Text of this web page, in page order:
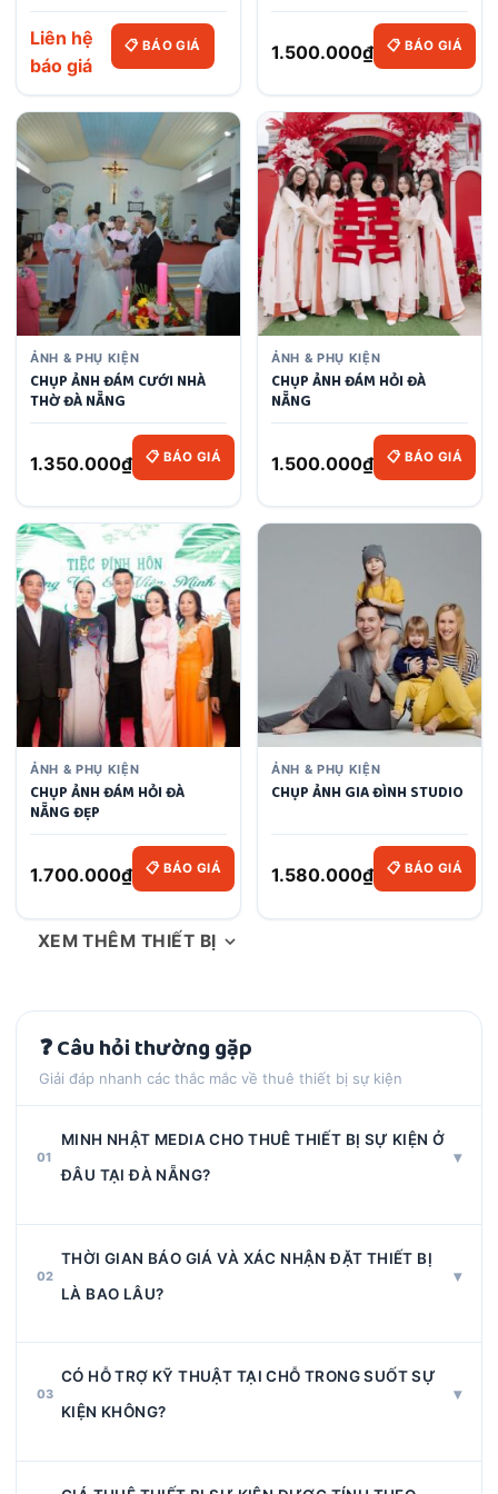
Liên hệ
báo giá
📋 BÁO GIÁ 1.500.000₫ 📋 BÁO GIÁ
ẢNH & PHỤ KIỆN
CHỤP ẢNH ĐÁM CƯỚI NHÀ
THỜ ĐÀ NẴNG
1.350.000₫ 📋 BÁO GIÁ
ẢNH & PHỤ KIỆN
CHỤP ẢNH ĐÁM HỎI ĐÀ
NẴNG
1.500.000₫ 📋 BÁO GIÁ
ẢNH & PHỤ KIỆN
CHỤP ẢNH ĐÁM HỎI ĐÀ
NẴNG ĐẸP
1.700.000₫ 📋 BÁO GIÁ
ẢNH & PHỤ KIỆN
CHỤP ẢNH GIA ĐÌNH STUDIO
1.580.000₫ 📋 BÁO GIÁ
XEM THÊM THIẾT BỊ
❓ Câu hỏi thường gặp
Giải đáp nhanh các thắc mắc về thuê thiết bị sự kiện
01
MINH NHẬT MEDIA CHO THUÊ THIẾT BỊ SỰ KIỆN Ở
ĐÂU TẠI ĐÀ NẴNG?
▾
lân cận như Hội An, Quảng Nam. Địa chỉ kho: 49/43 Hà
Huy Tập, Thanh Khê, Đà Nẵng.
02
THỜI GIAN BÁO GIÁ VÀ XÁC NHẬN ĐẶT THIẾT BỊ
LÀ BAO LÂU?
▾
hành chính). Sau khi xác nhận đặt cọc, hợp đồng được
ký và lịch giao nhận thiết bị được xác nhận trong ngày.
03
CÓ HỖ TRỢ KỸ THUẬT TẠI CHỖ TRONG SUỐT SỰ
KIỆN KHÔNG?
▾